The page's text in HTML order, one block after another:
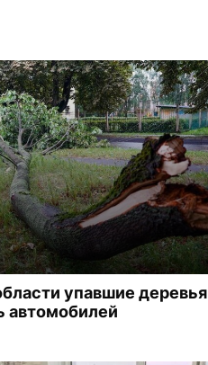
упавшие деревья
автомобилей